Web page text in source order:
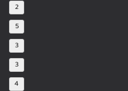
2
5
3
3
4